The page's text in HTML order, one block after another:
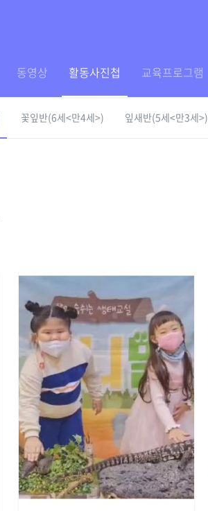
동영상 활동사진첩 교육프로그램
꽃잎반(6세<만4세>) 잎새반(5세<만3세>)